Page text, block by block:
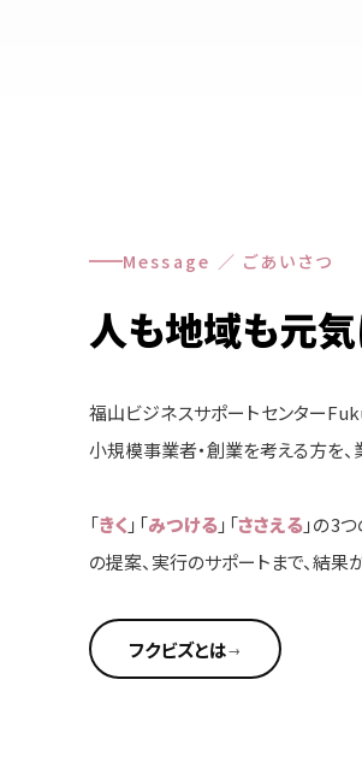
Message ／ ごあいさつ
人も地域も元気
福山ビジネスサポートセンター
小規模事業者・創業を考える方を
「きく 」「みつける」「ささえる」の3
の提案、実行のサポートまで、結果
フクビズとは→